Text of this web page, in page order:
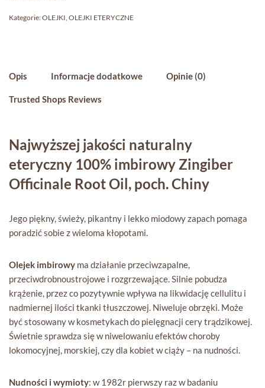
Kategorie:OLEJKI OLEJKI ETERYCZNE
Opis Informacje dodatkowe Opinie (0)
Trusted Shops Reviews
Najwyższej jakości naturalny
eteryczny 100% imbirowy Zingiber
Officinale Root Oil, poch. Chiny
Jego piękny, świeży, pikantny i lekko miodowy zapach pomaga
poradzić sobie z wieloma kłopotami.
Olejek imbirowy ma działanie przeciwzapalne,
przeciwdrobnoustrojowe i rozgrzewające. Silnie pobudza
krążenie, przez co pozytywnie wpływa na likwidację cellulitu i
nadmiernej ilości tkanki tłuszczowej. Niweluje obrzęki. Może
być stosowany w kosmetykach do pielęgnacji cery trądzikowej.
Świetnie sprawdza się w niwelowaniu efektów choroby
lokomocyjnej, morskiej, czy dla kobiet w ciąży – na nudności.
Nudności i wymioty: w 1982r pierwszy raz w badaniu